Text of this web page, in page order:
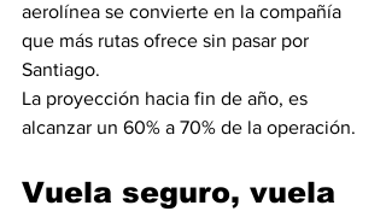
aerolínea se convierte en la compañía
que más rutas ofrece sin pasar por
Santiago.
La proyección hacia fin de año, es
alcanzar un 60% a 70% de la operación.
Vuela seguro, vuela